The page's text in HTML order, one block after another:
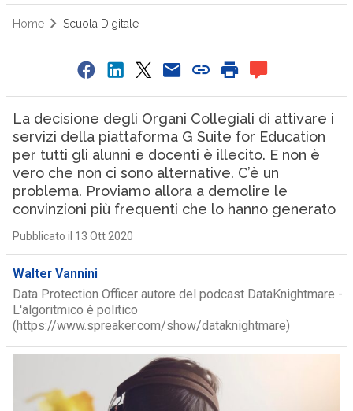
Home Scuola Digitale
La decisione degli Organi Collegiali di attivare i
servizi della piattaforma G Suite for Education
per tutti gli alunni e docenti è illecito. E non è
vero che non ci sono alternative. C’è un
problema. Proviamo allora a demolire le
convinzioni più frequenti che lo hanno generato
Pubblicato il 13 Ott 2020
Walter Vannini
Data Protection Officer autore del podcast DataKnightmare -
L'algoritmico è politico
(https://www.spreaker.com/show/dataknightmare)